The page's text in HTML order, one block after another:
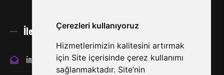
Çerezleri kullanıyoruz
Hizmetlerimizin kalitesini artırmak
için Site içerisinde çerez kullanımı
sağlanmaktadır. Site’nin
İletişim
info@miraclespor.com